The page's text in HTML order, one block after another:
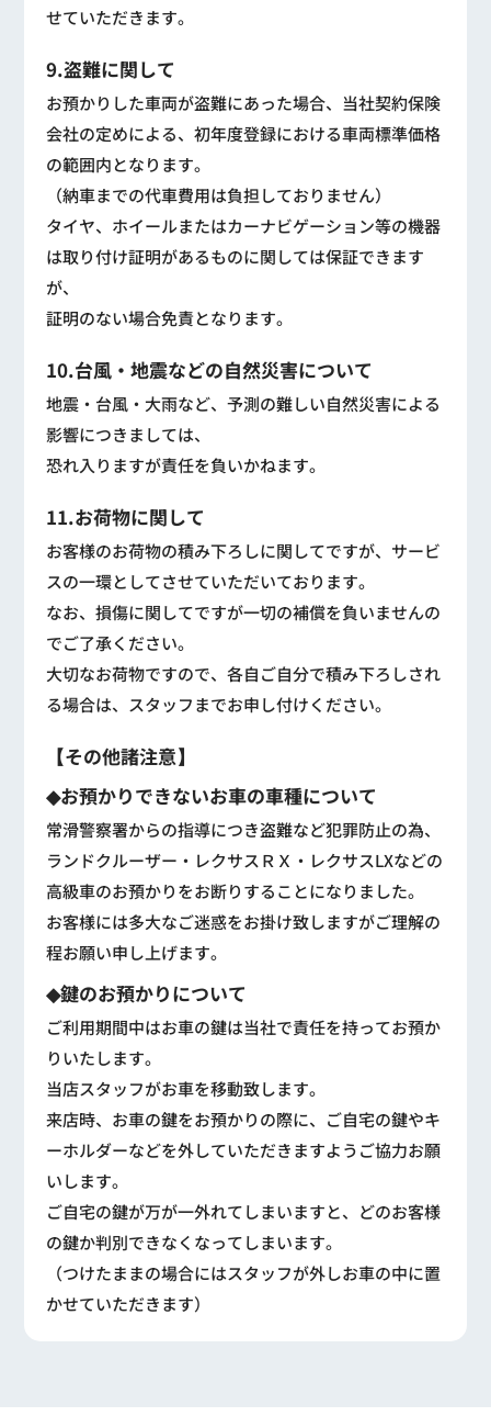
せていただきます。
9.盗難に関して
お預かりした車両が盗難にあった場合、当社契約保険
会社の定めによる、初年度登録における車両標準価格
の範囲内となります。
（納車までの代車費用は負担しておりません）
タイヤ、ホイールまたはカーナビゲーション等の機器
は取り付け証明があるものに関しては保証できます
が、
証明のない場合免責となります。
10.台風・地震などの自然災害について
地震・台風・大雨など、予測の難しい自然災害による
影響につきましては、
恐れ入りますが責任を負いかねます。
11.お荷物に関して
お客様のお荷物の積み下ろしに関してですが、サービ
スの一環としてさせていただいております。
なお、損傷に関してですが一切の補償を負いませんの
でご了承ください。
大切なお荷物ですので、各自ご自分で積み下ろしされ
る場合は、スタッフまでお申し付けください。
【その他諸注意】
◆お預かりできないお車の車種について
常滑警察署からの指導につき盗難など犯罪防止の為、
ランドクルーザー・レクサスＲＸ・レクサスLXなどの
高級車のお預かりをお断りすることになりました。
お客様には多大なご迷惑をお掛け致しますがご理解の
程お願い申し上げます。
◆鍵のお預かりについて
ご利用期間中はお車の鍵は当社で責任を持ってお預か
りいたします。
当店スタッフがお車を移動致します。
来店時、お車の鍵をお預かりの際に、ご自宅の鍵やキ
ーホルダーなどを外していただきますようご協力お願
いします。
ご自宅の鍵が万が一外れてしまいますと、どのお客様
の鍵か判別できなくなってしまいます。
（つけたままの場合にはスタッフが外しお車の中に置
かせていただきます）